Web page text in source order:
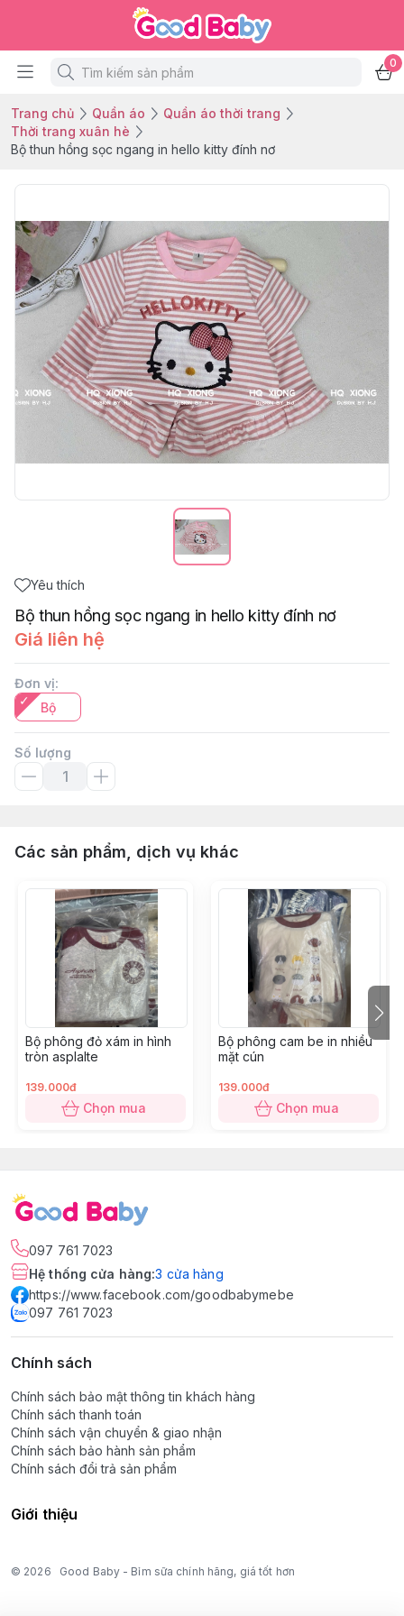
0
Trang chủ Quần áo
Quần áo thời trang
Thời trang xuân hè
Bộ thun hồng sọc ngang in hello kitty đính nơ
Yêu thích
Bộ thun hồng sọc ngang in hello kitty đính nơ
Giá liên hệ
Đơn vị:
Bộ
Số lượng
Các sản phẩm, dịch vụ khác
Bộ phông đỏ xám in hình
tròn asplalte
139.000đ
Chọn mua
Bộ phông cam be in nhiều
mặt cún
139.000đ
Chọn mua
097 761 7023
Hệ thống cửa hàng:3 cửa hàng
https://www.facebook.com/goodbabymebe
097 761 7023
Chính sách
Chính sách bảo mật thông tin khách hàng
Chính sách thanh toán
Chính sách vận chuyển & giao nhận
Chính sách bảo hành sản phẩm
Chính sách đổi trả sản phẩm
Giới thiệu
© 2026 Good Baby - Bỉm sữa chính hãng, giá tốt hơn